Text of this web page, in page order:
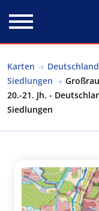
Karten Deutschland
Siedlungen
20.-21. Jh. -
Siedlungen